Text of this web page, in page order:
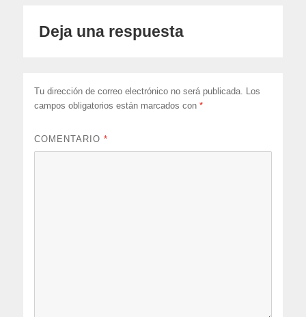
Deja una respuesta
Tu dirección de correo electrónico no será publicada. Los
campos obligatorios están marcados con*
COMENTARIO*